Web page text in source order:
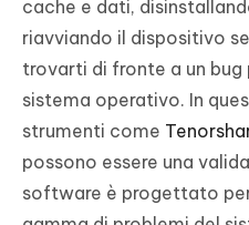
cache e dati,
riavviando il dispositivo
trovarti di fronte a un bug
sistema operativo. In
strumenti come
possono essere una
software è progettato